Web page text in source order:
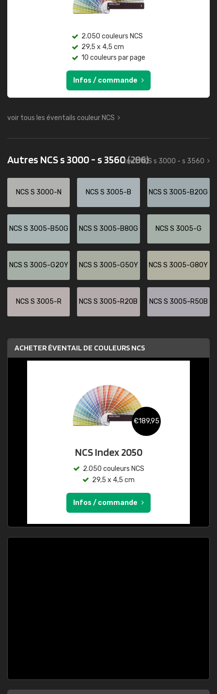
2.050 couleurs NCS
29,5 x 4,5 cm
10 couleurs par page
Infos / commande
voir tous les éventails couleur NCS
Autres NCS s 3000 - s 3560(286)
tout NCS s 3000 - s 3560
NCS S 3000-N NCS S 3005-B NCS S 3005-B20G
NCS S 3005-B50G NCS S 3005-B80G NCS S 3005-G
NCS S 3005-G20Y NCS S 3005-G50Y NCS S 3005-G80Y
NCS S 3005-R NCS S 3005-R20B NCS S 3005-R50B
ACHETER ÉVENTAIL DE COULEURS NCS
€189,95
NCS Index 2050
2.050 couleurs NCS
29,5 x 4,5 cm
Infos / commande